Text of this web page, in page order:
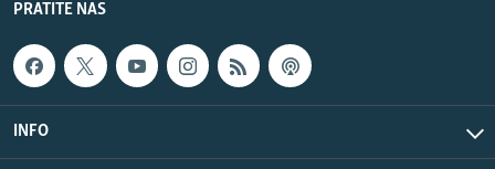
PRATITE NAS
INFO